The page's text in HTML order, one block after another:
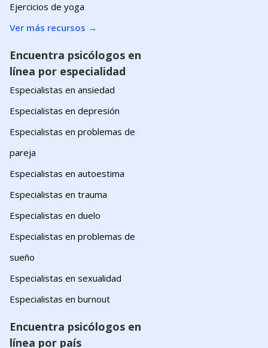
Ejercicios de yoga
Ver más recursos →
Encuentra psicólogos en
línea por especialidad
Especialistas en ansiedad
Especialistas en depresión
Especialistas en problemas de
pareja
Especialistas en autoestima
Especialistas en trauma
Especialistas en duelo
Especialistas en problemas de
sueño
Especialistas en sexualidad
Especialistas en burnout
Encuentra psicólogos en
línea por país